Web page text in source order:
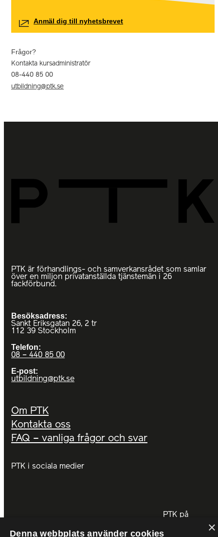
Anmäl dig till nyhetsbrevet
Frågor?
Kontakta kursadministratör
08-440 85 00
utbildning@ptk.se
PTK är förhandlings- och samverkansrådet som samlar
över en miljon privatanställda tjänstemän i 26
fackförbund.
Besöksadress:
Sankt Eriksgatan 26, 2 tr
112 39 Stockholm
Telefon:
08 – 440 85 00
E-post:
utbildning@ptk.se
Om PTK
Kontakta oss
FAQ – vanliga frågor och svar
PTK i sociala medier
PTK på
×
Denna webbplats använder cookies